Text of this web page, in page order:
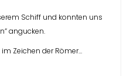
Schiff und konnten uns
angucken.
Zeichen der Römer…